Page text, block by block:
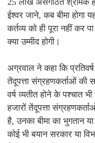
25 लाख असंगठित श्रमिक
ईश्वर जाने, कब बीमा होगा
कर्तव्य को ही पूरा नहीं कर
क्या उम्मीद होगी।
अग्रवाल ने कहा कि
तेंदूपत्ता संग्रहणकर्ताओं की
वर्ष व्यतीत होने के पश्चात
हजारों तेंदूपत्ता
है, उनका बीमा का भुगतान
कोई भी बयान सरकार या